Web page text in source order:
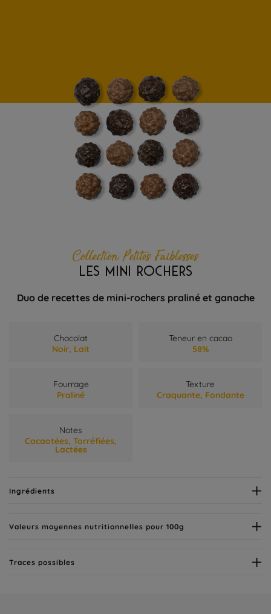
Collection Petites Faiblesses
LES MINI ROCHERS
Duo de recettes de mini-rochers praliné et ganache
Chocolat
Noir, Lait
Teneur en cacao
58%
Fourrage
Praliné
Texture
Craquante, Fondante
Notes
Cacaotées, Torréfiées,
Lactées
Ingrédients
Valeurs moyennes nutritionnelles pour 100g
Traces possibles